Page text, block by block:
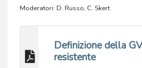
Moderatori: D. Russo, C. Skert
Definizione della
resistente